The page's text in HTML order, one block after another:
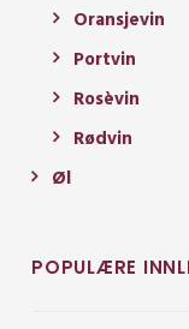
Oransjevin
Portvin
Rosèvin
Rødvin
Øl
POPULÆRE